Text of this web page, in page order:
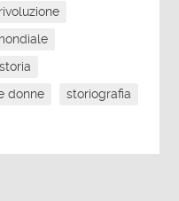
rivoluzione
storia
donne
storiografia